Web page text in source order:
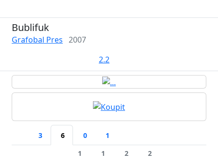
Bublifuk
Grafobal Pres 2007
2.2
3 6 0
1
1
1 2 2